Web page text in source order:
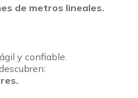
de metros lineales.
y confiable.